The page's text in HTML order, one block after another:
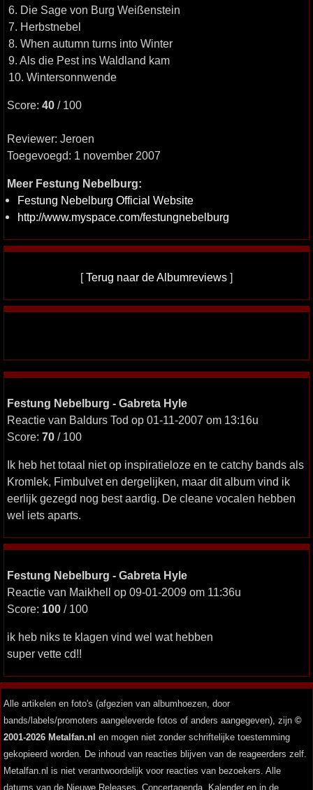
6. Die Sage von Burg Weißenstein
7. Herbstnebel
8. When autumn turns into Winter
9. Als die Pest ins Waldland kam
10. Wintersonnwende
Score: 40 / 100
Reviewer: Jeroen
Toegevoegd: 1 november 2007
Meer Festung Nebelburg:
Festung Nebelburg Official Website
http://www.myspace.com/festungnebelburg
[Terug naar de Albumreviews ]
Festung Nebelburg - Gabreta Hyle
Reactie van Baldurs Tod op 01-11-2007 om 13:16u
Score: 70 / 100
Ik heb het totaal niet op inspiratieloze en te catchy bands als
Kromlek, Fimbulvet en dergelijken, maar dit album vind ik
eerlijk gezegd nog best aardig. De cleane vocalen hebben
wel iets aparts.
Festung Nebelburg - Gabreta Hyle
Reactie van Maikhell op 09-01-2009 om 11:36u
Score: 100 / 100
ik heb niks te klagen vind wel wat hebben
super vette cd!!
Alle artikelen en foto's (afgezien van albumhoezen, door
bands/labels/promoters aangeleverde fotos of anders aangegeven), zijn ©
2001-2026 Metalfan.nl en mogen niet zonder schriftelijke toestemming
gekopieerd worden. De inhoud van reacties blijven van de reageerders zelf.
Metalfan.nl is niet verantwoordelijk voor reacties van bezoekers. Alle
datums van de Nieuwe Releases, Concertagenda, Kalender en in de